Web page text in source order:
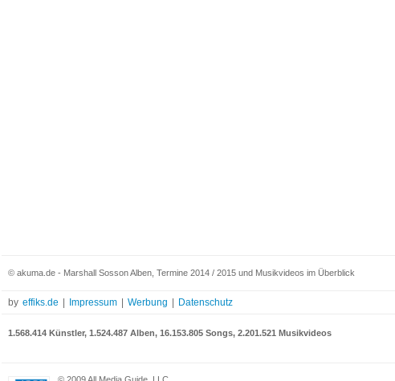
© akuma.de - Marshall Sosson Alben, Termine 2014 / 2015 und Musikvideos im Überblick
by effiks.de Impressum Werbung Datenschutz
1.568.414 Künstler, 1.524.487 Alben, 16.153.805 Songs, 2.201.521 Musikvideos